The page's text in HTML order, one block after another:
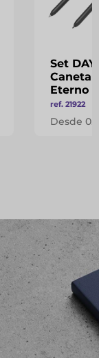
Set
Caneta
Eterno
ref. 21922
Desde